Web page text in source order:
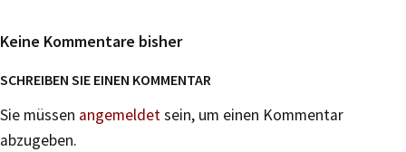
Keine Kommentare bisher
SCHREIBEN SIE EINEN KOMMENTAR
Sie müssen angemeldetsein, um einen Kommentar
abzugeben.